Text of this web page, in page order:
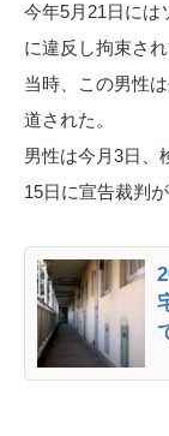
今年5月21日には
に違反し拘束され
当時、この男性
道された。
男性は今月3日、
15日に宣告裁判